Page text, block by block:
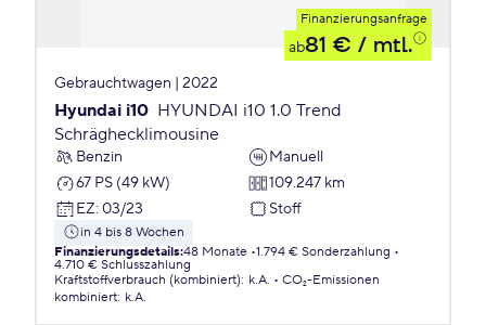
Finanzierungsanfrage
ab81 € / mtl.
Gebrauchtwagen | 2022
Hyundai i10 HYUNDAI i10 1.0 Trend
Schräghecklimousine
Benzin
Manuell
67 PS (49 kW)
109.247 km
EZ: 03/23 Stoff
in 4 bis 8 Wochen
Finanzierungsdetails:48 Monate 1.794 € Sonderzahlung
4.710 € Schlusszahlung
Kraftstoffverbrauch (kombiniert): k.A.
CO₂-Emissionen
kombiniert: k.A.